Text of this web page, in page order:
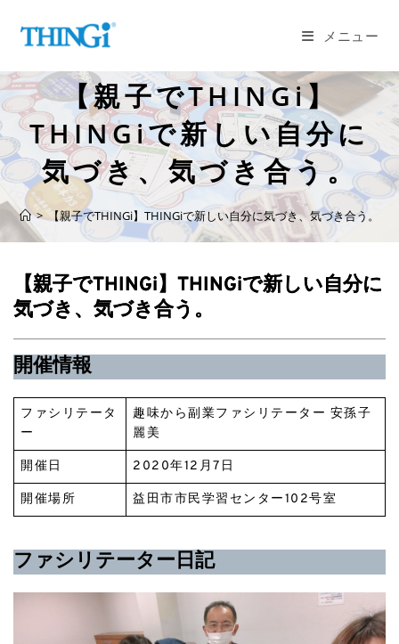
ン
ツ
へ
ス
キ
ッ
プ
メニュー
【親子でTHINGi】
THINGiで新しい自分に
気づき、気づき合う。
> 【親子でTHINGi】THINGiで新しい自分に気づき、気づき合う。
【親子でTHINGi】THINGiで新しい自分に
気づき、気づき合う。
開催情報
ファシリテータ
ー
趣味から副業ファシリテーター 安孫子
麗美
開催日 2020年12月7日
開催場所 益田市市民学習センター102号室
ファシリテーター日記